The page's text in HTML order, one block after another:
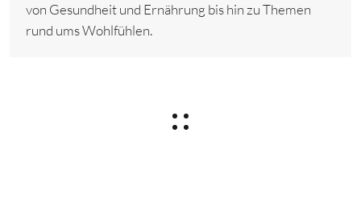
von Gesundheit und Ernährung bis hin zu Themen
rund ums Wohlfühlen.